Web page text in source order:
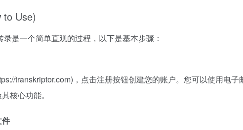
to Use)
是一个简单直观的过程，以下是基本步骤：
transkriptor.com)，点击注册按钮创建您的账户。您可以使用电
核心功能。
件